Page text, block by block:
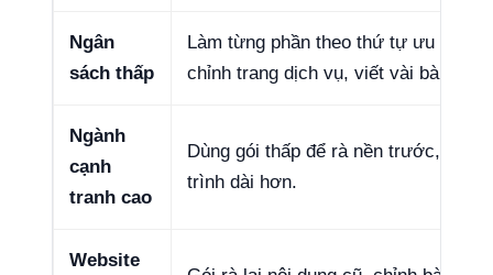
Ngân
sách thấp
Làm từng phần theo thứ tự ưu tiên:
chỉnh trang dịch vụ, viết vài bài đúng
Ngành
cạnh
tranh cao
Dùng gói thấp để rà nền trước, sau
trình dài hơn.
Website